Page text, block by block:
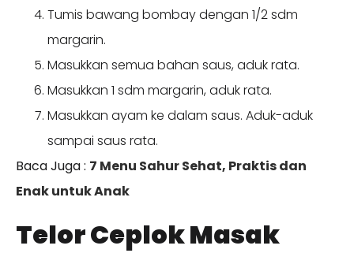
Tumis bawang bombay dengan 1/2 sdm
margarin.
Masukkan semua bahan saus, aduk rata.
Masukkan 1 sdm margarin, aduk rata.
Masukkan ayam ke dalam saus. Aduk-aduk
sampai saus rata.
Baca Juga : 7 Menu Sahur Sehat, Praktis dan
Enak untuk Anak
Telor Ceplok Masak